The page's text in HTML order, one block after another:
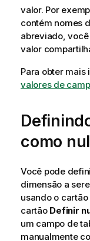
valor. Por
contém nomes
abreviado,
valor
Para obter
valores de
como
Você pode
dimensão a
usando o
cartão Definir
um campo de
manualmente